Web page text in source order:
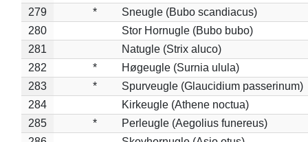
279
*
Sneugle (Bubo scandiacus)
280
Stor Hornugle (Bubo bubo)
281
Natugle (Strix aluco)
282
*
Høgeugle (Surnia ulula)
283
*
Spurveugle (Glaucidium passerinum)
284
Kirkeugle (Athene noctua)
285
*
Perleugle (Aegolius funereus)